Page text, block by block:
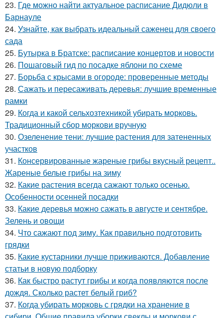
23. Где можно найти актуальное расписание Дидюли в
Барнауле
24. Узнайте, как выбрать идеальный саженец для своего
сада
25. Бутырка в Братске: расписание концертов и новости
26. Пошаговый гид по посадке яблони по схеме
27. Борьба с крысами в огороде: проверенные методы
28. Сажать и пересаживать деревья: лучшие временные
рамки
29. Когда и какой сельхозтехникой убирать морковь.
Традиционный сбор моркови вручную
30. Озеленение тени: лучшие растения для затененных
участков
31. Консервированные жареные грибы вкусный рецепт..
Жареные белые грибы на зиму
32. Какие растения всегда сажают только осенью.
Особенности осенней посадки
33. Какие деревья можно сажать в августе и сентябре.
Зелень и овощи
34. Что сажают под зиму. Как правильно подготовить
грядки
35. Какие кустарники лучше приживаются. Добавление
статьи в новую подборку
36. Как быстро растут грибы и когда появляются после
дождя. Сколько растет белый гриб?
37. Когда убирать морковь с грядки на хранение в